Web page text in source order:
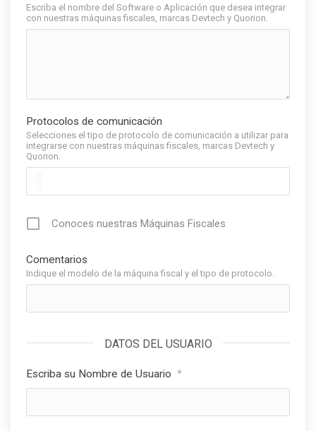
Escriba el nombre del Software o Aplicación que desea integrar
con nuestras máquinas fiscales, marcas Devtech y Quorion.
Protocolos de comunicación
Selecciones el tipo de protocolo de comunicación a utilizar para
integrarse con nuestras máquinas fiscales, marcas Devtech y
Quorion.
Conoces nuestras Máquinas Fiscales
Comentarios
Indique el modelo de la máquina fiscal y el tipo de protocolo.
DATOS DEL USUARIO
Escriba su Nombre de Usuario *